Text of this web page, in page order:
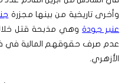
وأخرى تاريخية من بينها مجزرة
عنبر جودة وهي مذبحة قتل
الأزهري.